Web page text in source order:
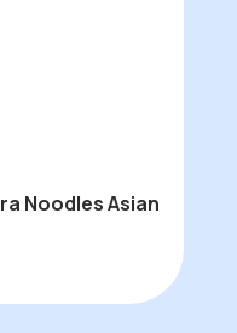
Noodles Asian